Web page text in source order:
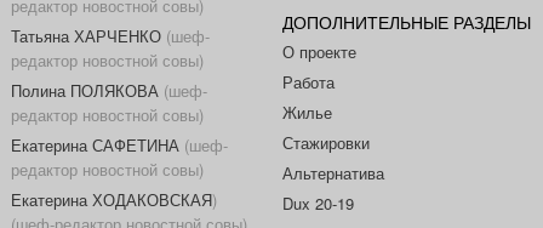
редактор новостной совы)
Татьяна ХАРЧЕНКО(шеф-
редактор новостной совы)
Полина ПОЛЯКОВА(шеф-
редактор новостной совы)
Екатерина САФЕТИНА(шеф-
редактор новостной совы)
Екатерина ХОДАКОВСКАЯ)
ДОПОЛНИТЕЛЬНЫЕ РАЗДЕЛЫ
О проекте
Работа
Жилье
Стажировки
Альтернатива
Dux 20-19